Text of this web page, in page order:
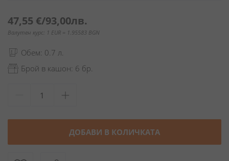
47,55 €/93,00лв.
Валутен курс: 1 EUR = 1.95583 BGN
Обем: 0.7 л.
Брой в кашон: 6 бр.
ДОБАВИ В КОЛИЧКАТА